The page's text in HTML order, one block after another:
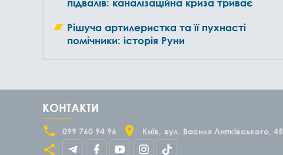
підвалів: каналізаційна криза триває
Рішуча артилеристка та її пухнасті
помічники: історія Руни
КОНТАКТИ
099 760 94 96 Київ вул. Василя Липківського, 45